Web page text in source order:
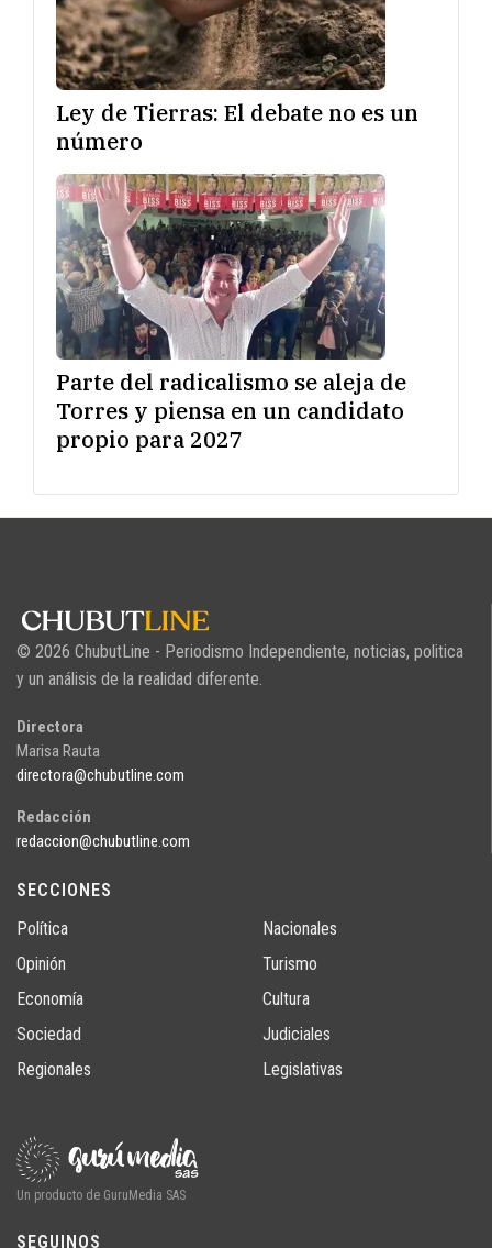
Ley de Tierras: El debate no es un
número
Parte del radicalismo se aleja de
Torres y piensa en un candidato
propio para 2027
© 2026 ChubutLine - Periodismo Independiente, noticias, politica
y un análisis de la realidad diferente.
Directora
Marisa Rauta
directora@chubutline.com
Redacción
redaccion@chubutline.com
SECCIONES
Política
Opinión
Economía
Sociedad
Regionales
Nacionales
Turismo
Cultura
Judiciales
Legislativas
Un producto de GuruMedia SAS
SEGUINOS